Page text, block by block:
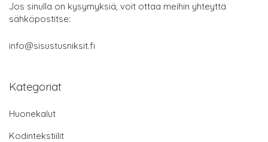
Jos sinulla on kysymyksiä, voit ottaa meihin yhteyttä
sähköpostitse:
info@sisustusniksit.fi
Kategoriat
Huonekalut
Kodintekstiilit